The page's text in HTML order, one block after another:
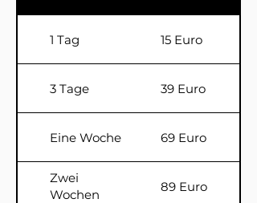
1 Tag 15 Euro
3 Tage 39 Euro
Eine Woche 69 Euro
Zwei
Wochen
89 Euro